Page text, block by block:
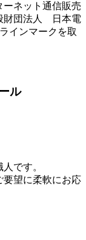
ネット通信販売
財団法人 日本電
インマークを取
ル
です。
要望に柔軟にお応